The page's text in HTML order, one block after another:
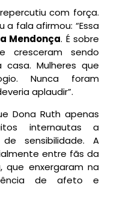
com força.
a fala afirmou: “Essa
Mendonça. É sobre
cresceram sendo
Mulheres que
Nunca foram
aplaudir”.
Dona Ruth apenas
internautas a
sensibilidade. A
entre fãs da
que enxergaram na
de afeto e